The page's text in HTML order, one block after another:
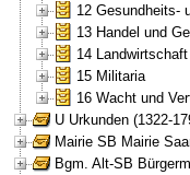
12 Gesundheits-
13 Handel und
14 Landwirtschaft
15 Militaria
16 Wacht und
U Urkunden (1322-
Mairie SB Mairie
Bgm. Alt-SB